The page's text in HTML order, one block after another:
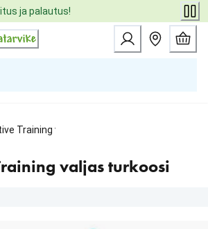
ja palautus!
Training valjas turkoosi
valjas turkoosi